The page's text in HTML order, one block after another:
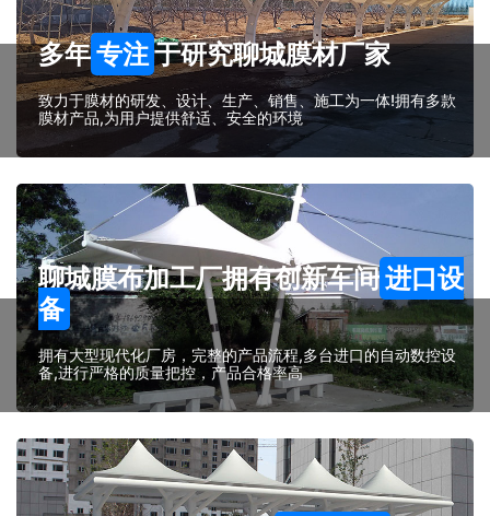
多年专注于研究聊城膜材厂家
致力于膜材的研发、设计、生产、销售、施工为一体!拥有多款
膜材产品,为用户提供舒适、安全的环境
聊城膜布加工厂拥有创新车间进口设
备
拥有大型现代化厂房，完整的产品流程,多台进口的自动数控设
备,进行严格的质量把控，产品合格率高